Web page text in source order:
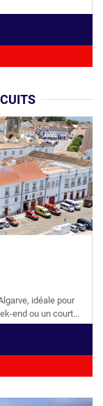
idéale pour
end ou un court...